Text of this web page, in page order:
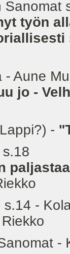
työn
Aune
jo -
-
s.14 -